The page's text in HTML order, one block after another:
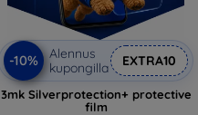
-10%
Alennus
kupongilla
EXTRA10
3mk Silverprotection+ protective
film